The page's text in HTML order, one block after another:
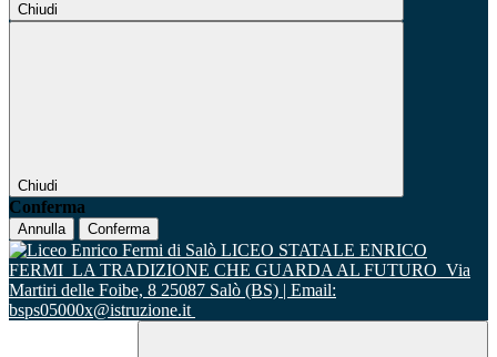
Chiudi
Chiudi
Conferma
Annulla Conferma
LICEO STATALE ENRICO
FERMI LA TRADIZIONE CHE GUARDA AL FUTURO Via
Martiri delle Foibe, 8 25087 Salò (BS) | Email:
bsps05000x@istruzione.it